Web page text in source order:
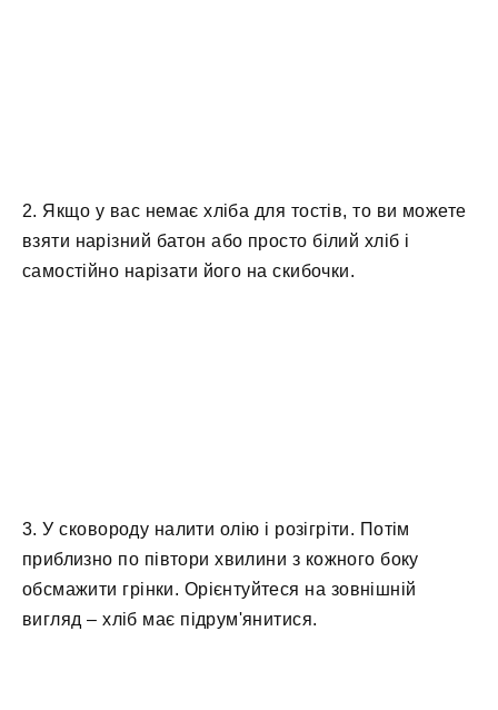
2. Якщо у вас немає хліба для тостів, то ви можете
взяти нарізний батон або просто білий хліб і
самостійно нарізати його на скибочки.
3. У сковороду налити олію і розігріти. Потім
приблизно по півтори хвилини з кожного боку
обсмажити грінки. Орієнтуйтеся на зовнішній
вигляд – хліб має підрум'янитися.